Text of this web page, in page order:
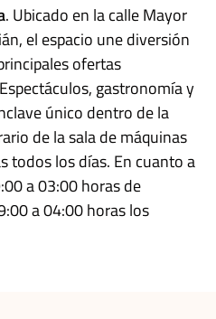
. Ubicado en la calle Mayor
el espacio une diversión
ofertas
gastronomía y
único dentro de la
de la sala de máquinas
todos los días. En cuanto a
a 03:00 horas de
a 04:00 horas los